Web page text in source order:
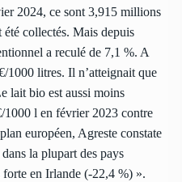
2024, ce sont 3,915 millions
collectés. Mais depuis
a reculé de 7,1 %. A
1000 litres. Il n’atteignait que
lait bio est aussi moins
1000 l en février 2023 contre
plan européen, Agreste constate
la plupart des pays
forte en Irlande (-22,4 %) ».